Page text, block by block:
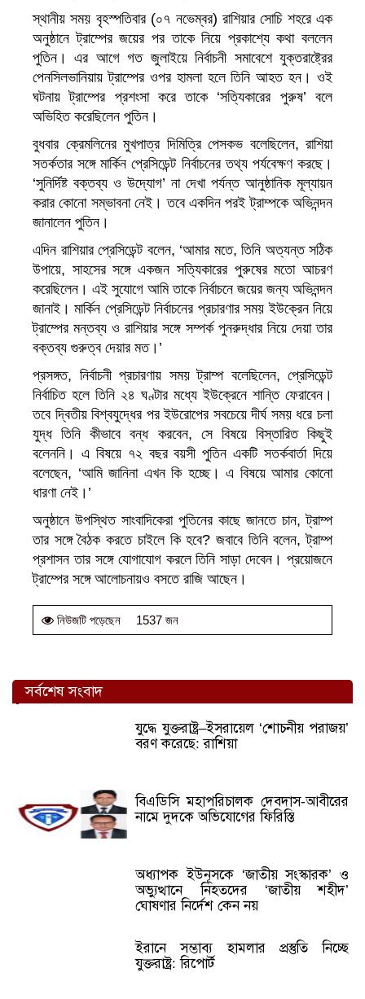
স্থানীয় সময় বৃহস্পতিবার (০৭ নভেম্বর) রাশিয়ার সোচি শহরে এক
অনুষ্ঠানে ট্রাম্পের জয়ের পর তাকে নিয়ে প্রকাশ্যে কথা বললেন
পুতিন। এর আগে গত জুলাইয়ে নির্বাচনী সমাবেশে যুক্তরাষ্ট্রের
পেনসিলভানিয়ায় ট্রাম্পের ওপর হামলা হলে তিনি আহত হন। ওই
ঘটনায় ট্রাম্পের প্রশংসা করে তাকে ‘সত্যিকারের পুরুষ’ বলে
অভিহিত করেছিলেন পুতিন।
বুধবার ক্রেমলিনের মুখপাত্র দিমিত্রি পেসকভ বলেছিলেন, রাশিয়া
সতর্কতার সঙ্গে মার্কিন প্রেসিডেন্ট নির্বাচনের তথ্য পর্যবেক্ষণ করছে।
‘সুনির্দিষ্ট বক্তব্য ও উদ্যোগ’ না দেখা পর্যন্ত আনুষ্ঠানিক মূল্যায়ন
করার কোনো সম্ভাবনা নেই। তবে একদিন পরই ট্রাম্পকে অভিনন্দন
জানালেন পুতিন।
এদিন রাশিয়ার প্রেসিডেন্ট বলেন, ‘আমার মতে, তিনি অত্যন্ত সঠিক
উপায়ে, সাহসের সঙ্গে একজন সত্যিকারের পুরুষের মতো আচরণ
করেছিলেন। এই সুযোগে আমি তাকে নির্বাচনে জয়ের জন্য অভিনন্দন
জানাই। মার্কিন প্রেসিডেন্ট নির্বাচনের প্রচারণার সময় ইউক্রেন নিয়ে
ট্রাম্পের মন্তব্য ও রাশিয়ার সঙ্গে সম্পর্ক পুনরুদ্ধার নিয়ে দেয়া তার
বক্তব্য গুরুত্ব দেয়ার মত।’
প্রসঙ্গত, নির্বাচনী প্রচারণায় সময় ট্রাম্প বলেছিলেন, প্রেসিডেন্ট
নির্বাচিত হলে তিনি ২৪ ঘণ্টার মধ্যে ইউক্রেনে শান্তি ফেরাবেন।
তবে দ্বিতীয় বিশ্বযুদ্ধের পর ইউরোপের সবচেয়ে দীর্ঘ সময় ধরে চলা
যুদ্ধ তিনি কীভাবে বন্ধ করবেন, সে বিষয়ে বিস্তারিত কিছুই
বলেননি। এ বিষয়ে ৭২ বছর বয়সী পুতিন একটি সতর্কবার্তা দিয়ে
বলেছেন, ‘আমি জানিনা এখন কি হচ্ছে। এ বিষয়ে আমার কোনো
ধারণা নেই।’
অনুষ্ঠানে উপস্থিত সাংবাদিকেরা পুতিনের কাছে জানতে চান, ট্রাম্প
তার সঙ্গে বৈঠক করতে চাইলে কি হবে? জবাবে তিনি বলেন, ট্রাম্প
প্রশাসন তার সঙ্গে যোগাযোগ করলে তিনি সাড়া দেবেন। প্রয়োজনে
ট্রাম্পের সঙ্গে আলোচনায়ও বসতে রাজি আছেন।
নিউজটি পড়েছেন 1537 জন
সর্বশেষ সংবাদ
যুদ্ধে যুক্তরাষ্ট্র–ইসরায়েল ‘শোচনীয় পরাজয়’
বরণ করেছে: রাশিয়া
বিএডিসি মহাপরিচালক দেবদাস-আবীরের
নামে দুদকে অভিযোগের ফিরিস্তি
অধ্যাপক ইউনূসকে ‘জাতীয় সংস্কারক’ ও
অভ্যুত্থানে নিহতদের ‘জাতীয় শহীদ’
ঘোষণার নির্দেশ কেন নয়
ইরানে সম্ভাব্য হামলার প্রস্তুতি নিচ্ছে
যুক্তরাষ্ট্র: রিপোর্ট